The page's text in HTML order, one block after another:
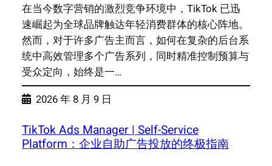
在当今数字营销的激烈竞争环境中，TikTok 已迅
速崛起为全球品牌触达年轻消费群体的核心阵地。
然而，对于许多广告主而言，如何在复杂的后台系
统中高效管理多个广告系列，同时精准控制预算与
受众定向，始终是一…
2026 年 8 月 9 日
TikTok Ads Manager | Self-Service
Platform：企业自助广告投放的终极指南